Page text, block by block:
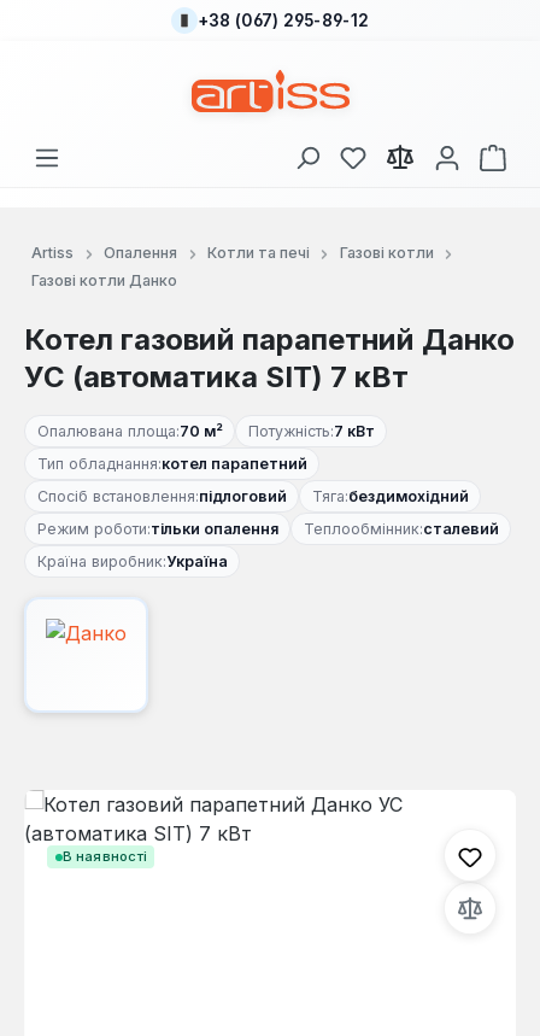
Перейти до основного вмісту
+38 (067) 295-89-12
У вас є 0 у списку
Artiss Опалення Котли та печі
Газові котли
Газові котли Данко
Котел газовий парапетний Данко
УС (автоматика SIT) 7 кВт
Опалювана площа:70 м² Потужність:7 кВт
Тип обладнання:котел парапетний
Спосіб встановлення:підлоговий Тяга:бездимохідний
Режим роботи:тільки опалення Теплообмінник:сталевий
Країна виробник:Україна
В наявності
Пропустити галерею зображень